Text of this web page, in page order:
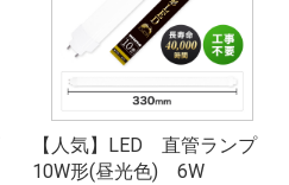
【人気】LED 直管ランプ
10W形(昼光色) 6W